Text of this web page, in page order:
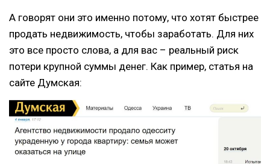
А говорят они это именно потому, что хотят быстрее
продать недвижимость, чтобы заработать. Для них
это все просто слова, а для вас – реальный риск
потери крупной суммы денег. Как пример, статья на
сайте Думская: